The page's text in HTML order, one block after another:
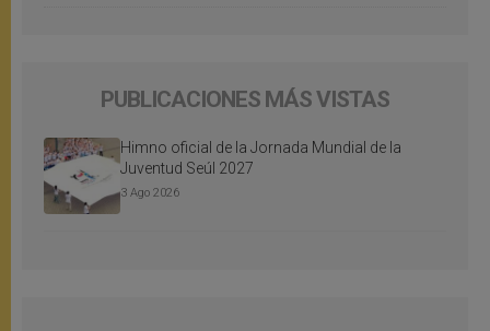
PUBLICACIONES MÁS VISTAS
Himno oficial de la Jornada Mundial de la
Juventud Seúl 2027
3 Ago 2026